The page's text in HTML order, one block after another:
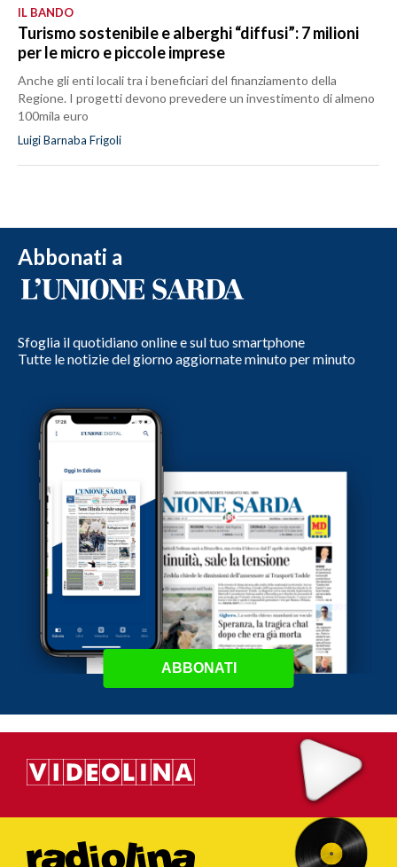
IL BANDO
Turismo sostenibile e alberghi “diffusi”: 7 milioni
per le micro e piccole imprese
Anche gli enti locali tra i beneficiari del finanziamento della
Regione. I progetti devono prevedere un investimento di almeno
100mila euro
Luigi Barnaba Frigoli
Abbonati a
Sfoglia il quotidiano online e sul tuo smartphone
Tutte le notizie del giorno aggiornate minuto per minuto
ABBONATI